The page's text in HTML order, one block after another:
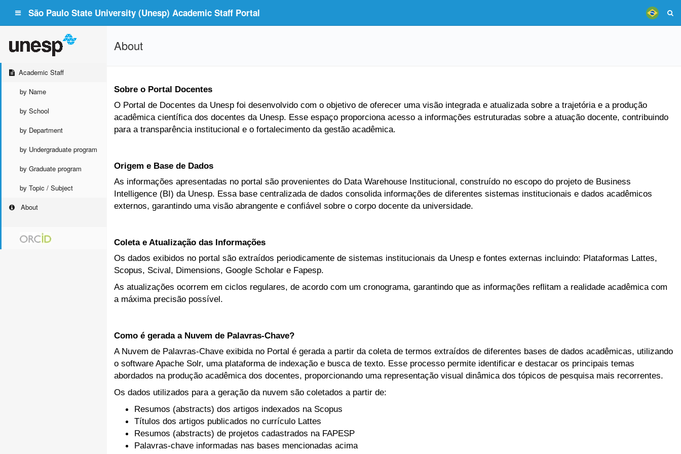
São Paulo State University (Unesp) Academic Staff Portal
Academic Staff
by Name
by School
by Department
by Undergraduate program
by Graduate program
by Topic / Subject
About
About
Sobre o Portal Docentes
O Portal de Docentes da Unesp foi desenvolvido com o objetivo de oferecer uma visão integrada e atualizada sobre a trajetória e a produção
acadêmica científica dos docentes da Unesp. Esse espaço proporciona acesso a informações estruturadas sobre a atuação docente, contribuindo
para a transparência institucional e o fortalecimento da gestão acadêmica.
Origem e Base de Dados
As informações apresentadas no portal são provenientes do Data Warehouse Institucional, construído no escopo do projeto de Business
Intelligence (BI) da Unesp. Essa base centralizada de dados consolida informações de diferentes sistemas institucionais e dados acadêmicos
externos, garantindo uma visão abrangente e confiável sobre o corpo docente da universidade.
Coleta e Atualização das Informações
Os dados exibidos no portal são extraídos periodicamente de sistemas institucionais da Unesp e fontes externas incluindo: Plataformas Lattes,
Scopus, Scival, Dimensions, Google Scholar e Fapesp.
As atualizações ocorrem em ciclos regulares, de acordo com um cronograma, garantindo que as informações reflitam a realidade acadêmica com
a máxima precisão possível.
Como é gerada a Nuvem de Palavras-Chave?
A Nuvem de Palavras-Chave exibida no Portal é gerada a partir da coleta de termos extraídos de diferentes bases de dados acadêmicas, utilizando
o software Apache Solr, uma plataforma de indexação e busca de texto. Esse processo permite identificar e destacar os principais temas
abordados na produção acadêmica dos docentes, proporcionando uma representação visual dinâmica dos tópicos de pesquisa mais recorrentes.
Os dados utilizados para a geração da nuvem são coletados a partir de:
Resumos (abstracts) dos artigos indexados na Scopus
Títulos dos artigos publicados no currículo Lattes
Resumos (abstracts) de projetos cadastrados na FAPESP
Palavras-chave informadas nas bases mencionadas acima